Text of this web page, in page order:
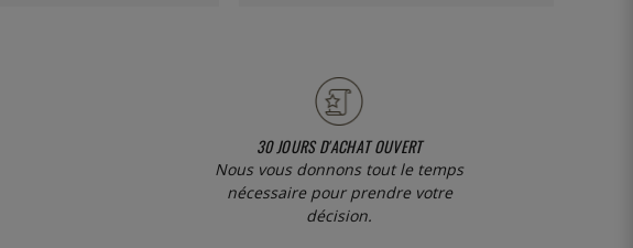
30 JOURS D'ACHAT OUVERT
Nous vous donnons tout le temps
nécessaire pour prendre votre
décision.